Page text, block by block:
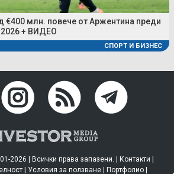
€400 млн. повече от Аржентина преди
+ ВИДЕО
СПОРТ И БИЗНЕС
2026 | Всички права запазени. | Контакти
| Условия за ползване| Портфолио|